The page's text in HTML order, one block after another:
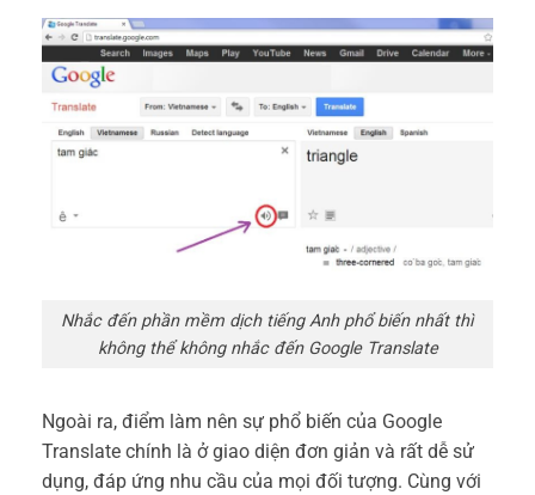
Nhắc đến phần mềm dịch tiếng Anh phổ biến nhất thì
không thể không nhắc đến Google Translate
Ngoài ra, điểm làm nên sự phổ biến của Google
Translate chính là ở giao diện đơn giản và rất dễ sử
dụng, đáp ứng nhu cầu của mọi đối tượng. Cùng với